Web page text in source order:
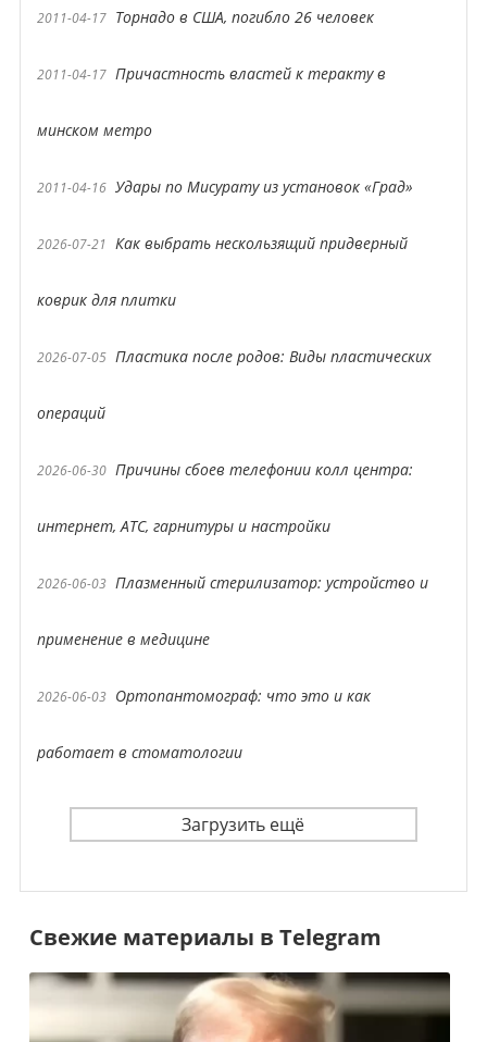
2011-04-17 Торнадо в США, погибло 26 человек
2011-04-17 Причастность властей к теракту в
минском метро
2011-04-16 Удары по Мисурату из установок «Град»
2026-07-21 Как выбрать нескользящий придверный
коврик для плитки
2026-07-05 Пластика после родов: Виды пластических
операций
2026-06-30 Причины сбоев телефонии колл центра:
интернет, АТС, гарнитуры и настройки
2026-06-03 Плазменный стерилизатор: устройство и
применение в медицине
2026-06-03 Ортопантомограф: что это и как
работает в стоматологии
Загрузить ещё
Свежие материалы в Telegram